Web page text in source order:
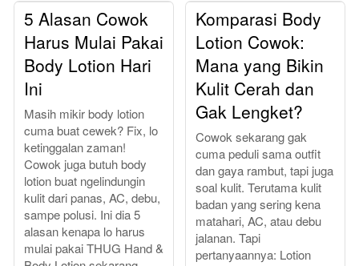
5 Alasan Cowok
Harus Mulai Pakai
Body Lotion Hari
Ini
Masih mikir body lotion
cuma buat cewek? Fix, lo
ketinggalan zaman!
Cowok juga butuh body
lotion buat ngelindungin
kulit dari panas, AC, debu,
sampe polusi. Ini dia 5
alasan kenapa lo harus
mulai pakai THUG Hand &
Komparasi Body
Lotion Cowok:
Mana yang Bikin
Kulit Cerah dan
Gak Lengket?
Cowok sekarang gak
cuma peduli sama outfit
dan gaya rambut, tapi juga
soal kulit. Terutama kulit
badan yang sering kena
matahari, AC, atau debu
jalanan. Tapi
pertanyaannya: Lotion